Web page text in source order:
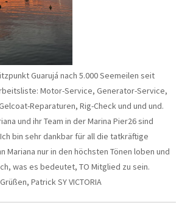
Guarujá nach 5.000 Seemeilen seit
Motor-Service, Generator-Service,
Reparaturen, Rig-Check und und und.
und ihr Team in der Marina Pier26 sind
bin sehr dankbar für all die tatkräftige
Mariana nur in den höchsten Tönen loben und
was es bedeutet, TO Mitglied zu sein.
Patrick SY VICTORIA